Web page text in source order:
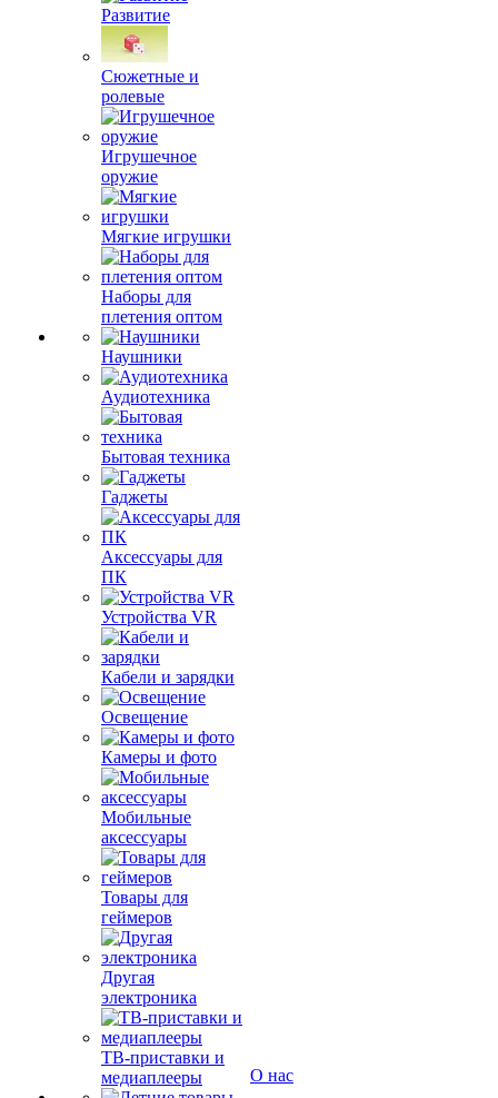
Развитие
Сюжетные и
ролевые
Игрушечное
оружие
Мягкие игрушки
Наборы для
плетения оптом
Наушники
Аудиотехника
Бытовая техника
Гаджеты
Аксессуары для
ПК
Устройства VR
Кабели и зарядки
Освещение
Камеры и фото
Мобильные
аксессуары
Товары для
геймеров
Другая
электроника
ТВ-приставки и
медиаплееры
О нас